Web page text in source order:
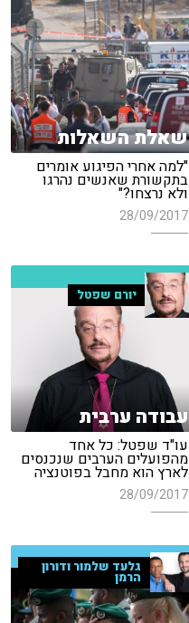
שאלת השאלות
"למה אחרי הפיגוע אומרים
בתקשורת שאנשים נהרגו
ולא נרצחו?"
28/09/2017
יורם שפטל
עבודה ערבית
עו"ד שפטל: כל אחד
מהפועלים הערבים שנכנסים
לארץ הוא מחבל בפוטנציה
28/09/2017
גלעד שלמור ודורון
הרמן